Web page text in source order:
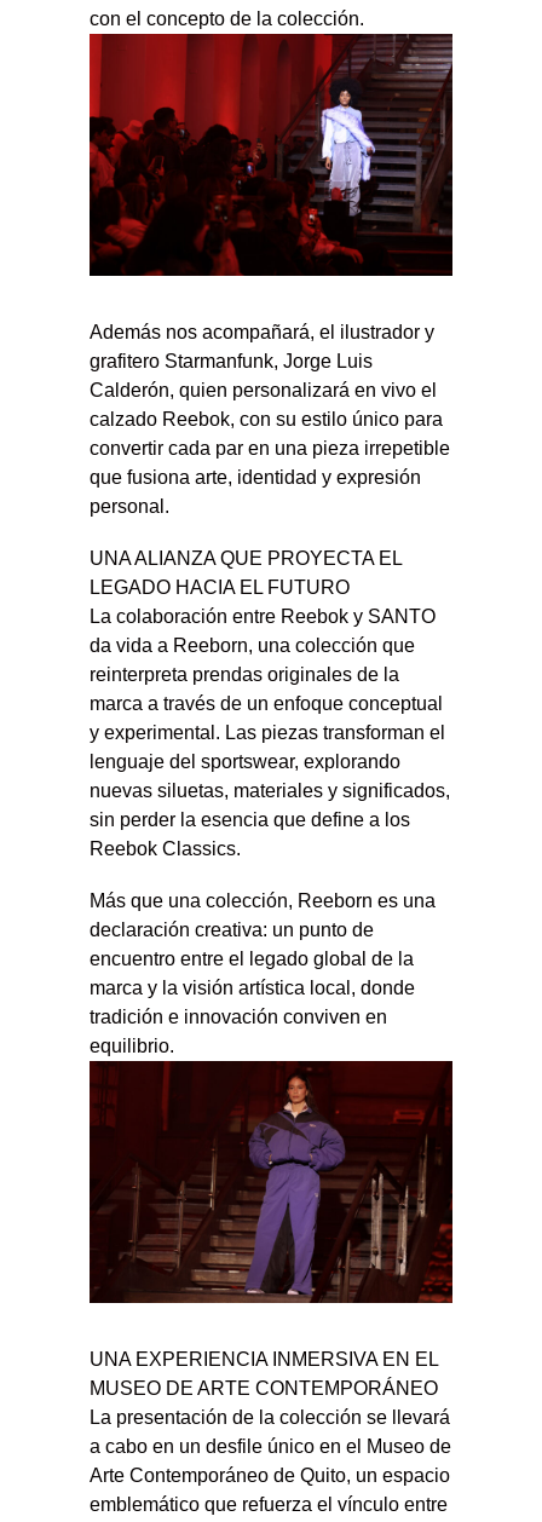
con el concepto de la colección.
Además nos acompañará, el ilustrador y
grafitero Starmanfunk, Jorge Luis
Calderón, quien personalizará en vivo el
calzado Reebok, con su estilo único para
convertir cada par en una pieza irrepetible
que fusiona arte, identidad y expresión
personal.
UNA ALIANZA QUE PROYECTA EL
LEGADO HACIA EL FUTURO
La colaboración entre Reebok y SANTO
da vida a Reeborn, una colección que
reinterpreta prendas originales de la
marca a través de un enfoque conceptual
y experimental. Las piezas transforman el
lenguaje del sportswear, explorando
nuevas siluetas, materiales y significados,
sin perder la esencia que define a los
Reebok Classics.
Más que una colección, Reeborn es una
declaración creativa: un punto de
encuentro entre el legado global de la
marca y la visión artística local, donde
tradición e innovación conviven en
equilibrio.
UNA EXPERIENCIA INMERSIVA EN EL
MUSEO DE ARTE CONTEMPORÁNEO
La presentación de la colección se llevará
a cabo en un desfile único en el Museo de
Arte Contemporáneo de Quito, un espacio
emblemático que refuerza el vínculo entre